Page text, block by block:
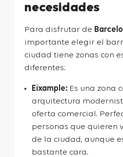
necesidades
Para disfrutar de
importante elegir el
ciudad tiene zonas con
diferentes:
Eixample: Es una zona
arquitectura
oferta comercial.
personas que quieren
de la ciudad, aunque
bastante cara.